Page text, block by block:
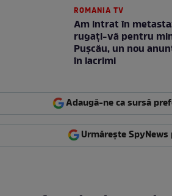
ROMANIA TV
Am intrat în
rugaţi-vă pentru
Puşcău, un nou
în lacrimi
Adaugă-ne ca sursă
Urmărește SpyNews